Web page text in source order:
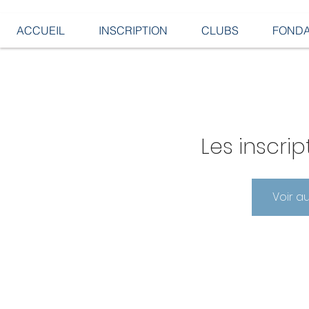
ACCUEIL INSCRIPTION CLUBS
Les
Voir